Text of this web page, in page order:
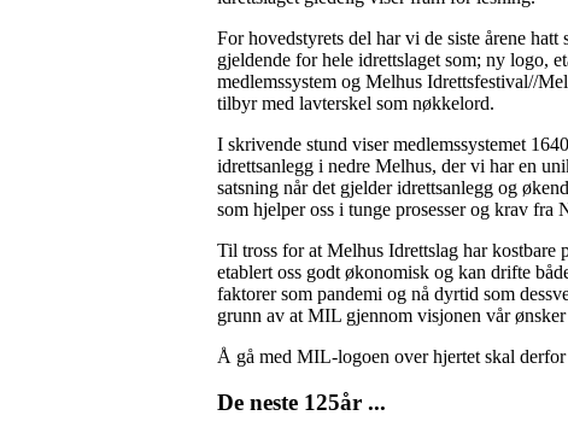
For hovedstyrets del har vi de siste årene
gjeldende for hele idrettslaget som; ny logo,
medlemssystem og Melhus Idrettsfestival//
tilbyr med lavterskel som nøkkelord.
I skrivende stund viser medlemssystemet
idrettsanlegg i nedre Melhus, der vi har en
satsning når det gjelder idrettsanlegg og
som hjelper oss i tunge prosesser og krav fra
Til tross for at Melhus Idrettslag har
etablert oss godt økonomisk og kan drifte
faktorer som pandemi og nå dyrtid som
grunn av at MIL gjennom visjonen vår
Å gå med MIL-logoen over hjertet skal
De neste 125år ...